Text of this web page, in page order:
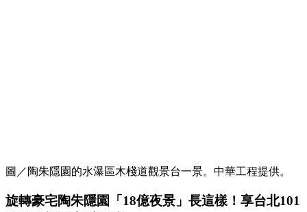
圖／陶朱隱園的水瀑區木棧道觀景台一景。中華工程提供。
旋轉豪宅陶朱隱園「18億夜景」長這樣！享台北101